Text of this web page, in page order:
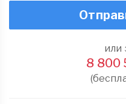
или
8 800